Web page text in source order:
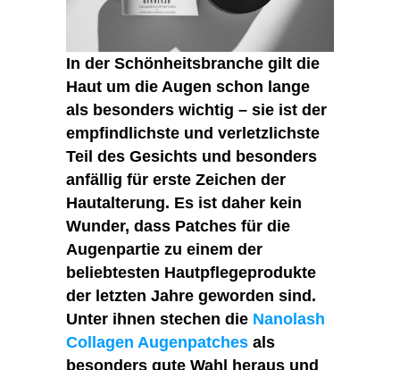
In der Schönheitsbranche gilt die
Haut um die Augen schon lange
als besonders wichtig – sie ist der
empfindlichste und verletzlichste
Teil des Gesichts und besonders
anfällig für erste Zeichen der
Hautalterung. Es ist daher kein
Wunder, dass Patches für die
Augenpartie zu einem der
beliebtesten Hautpflegeprodukte
der letzten Jahre geworden sind.
Unter ihnen stechen die Nanolash
Collagen Augenpatches als
besonders gute Wahl heraus und